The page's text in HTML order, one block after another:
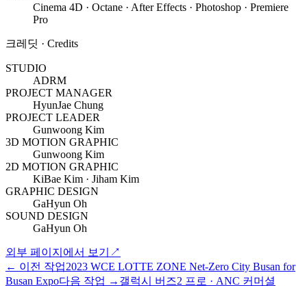
Cinema 4D · Octane · After Effects · Photoshop · Premiere
Pro
크레딧 · Credits
STUDIO
ADRM
PROJECT MANAGER
HyunJae Chung
PROJECT LEADER
Gunwoong Kim
3D MOTION GRAPHIC
Gunwoong Kim
2D MOTION GRAPHIC
KiBae Kim · Jiham Kim
GRAPHIC DESIGN
GaHyun Oh
SOUND DESIGN
GaHyun Oh
외부 페이지에서 보기 ↗
← 이전 작업2023 WCE LOTTE ZONE Net-Zero City Busan for
Busan Expo다음 작업 → 갤럭시 버즈2 프로 · ANC 커머셜